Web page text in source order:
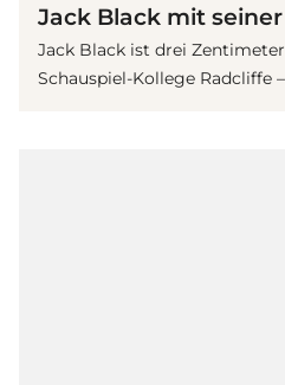
Jack Black mit
Jack Black ist drei
Schauspiel-Kollege Radcliffe